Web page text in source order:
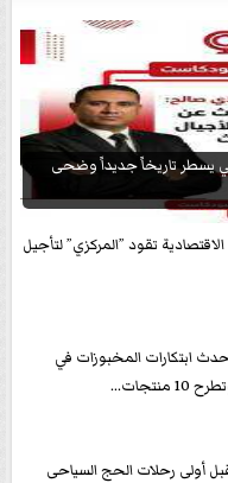
يسطر تاريخاً جديداً وضحى
تقود ”المركزي” لتأجيل
ابتكارات المخبوزات في
أولى رحلات الحج السياحى